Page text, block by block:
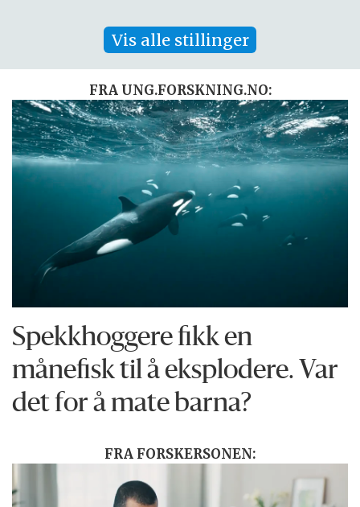
Vis alle stillinger
FRA UNG.FORSKNING.NO:
Spekkhoggere fikk en
månefisk til å eksplodere. Var
det for å mate barna?
FRA FORSKERSONEN: